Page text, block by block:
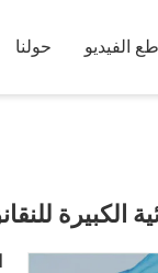
الفيديو حولنا
الكبيرة